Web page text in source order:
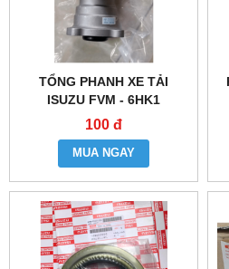
TỔNG PHANH XE TẢI
ISUZU FVM - 6HK1
100 đ
MUA NGAY